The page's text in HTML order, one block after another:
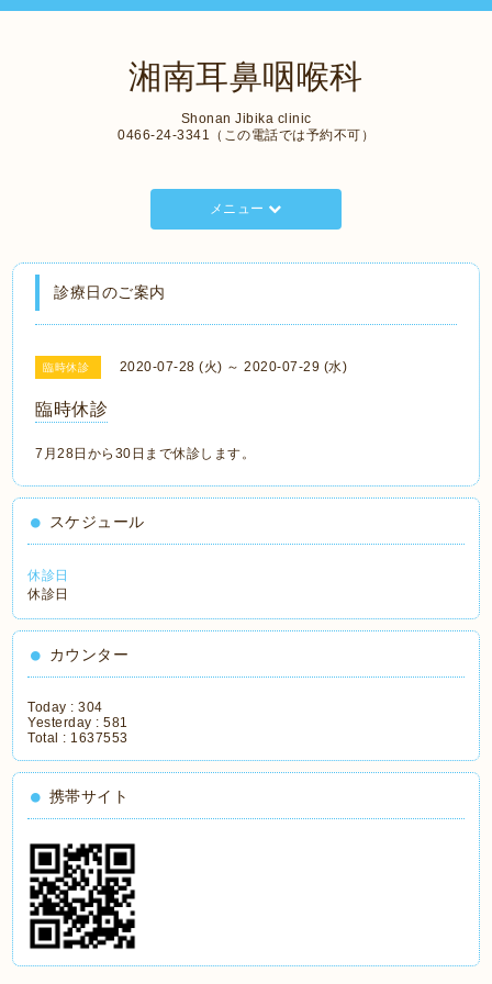
湘南耳鼻咽喉科
Shonan Jibika clinic
0466-24-3341（この電話では予約不可）
メニュー
診療日のご案内
臨時休診 2020-07-28 (火) ～ 2020-07-29 (水)
臨時休診
7月28日から30日まで休診します。
スケジュール
休診日
休診日
カウンター
Today :304
Yesterday :581
Total : 1637553
携帯サイト